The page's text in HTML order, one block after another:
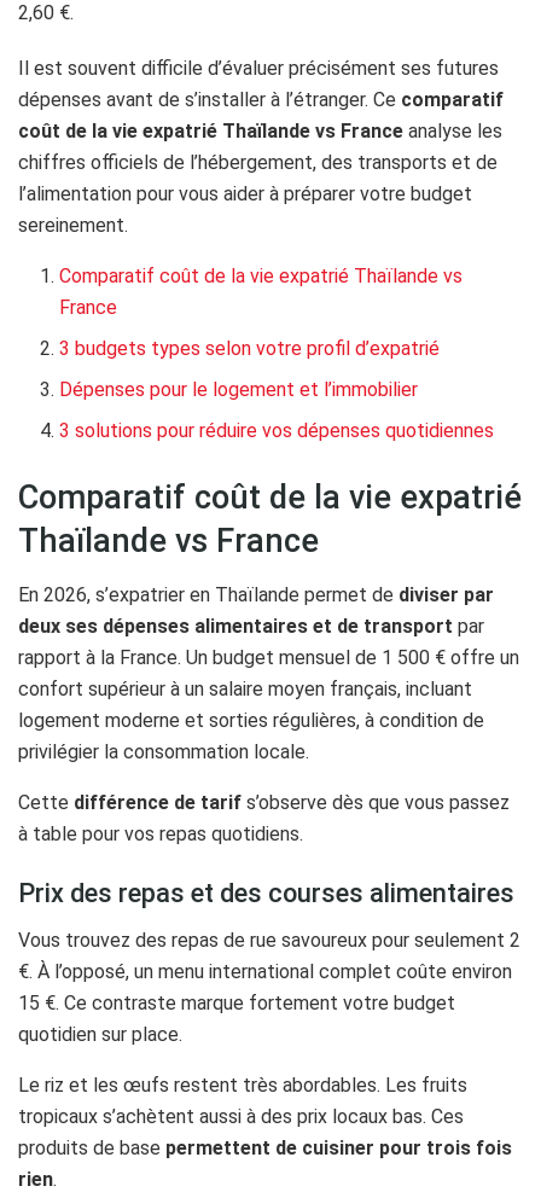
2,60 €.
Il est souvent difficile d’évaluer précisément ses futures
dépenses avant de s’installer à l’étranger. Ce comparatif
coût de la vie expatrié Thaïlande vs France analyse les
chiffres officiels de l’hébergement, des transports et de
l’alimentation pour vous aider à préparer votre budget
sereinement.
Comparatif coût de la vie expatrié Thaïlande vs
France
3 budgets types selon votre profil d’expatrié
Dépenses pour le logement et l’immobilier
3 solutions pour réduire vos dépenses quotidiennes
Comparatif coût de la vie expatrié
Thaïlande vs France
En 2026, s’expatrier en Thaïlande permet de diviser par
deux ses dépenses alimentaires et de transport par
rapport à la France. Un budget mensuel de 1 500 € offre un
confort supérieur à un salaire moyen français, incluant
logement moderne et sorties régulières, à condition de
privilégier la consommation locale.
Cette différence de tarif s’observe dès que vous passez
à table pour vos repas quotidiens.
Prix des repas et des courses alimentaires
Vous trouvez des repas de rue savoureux pour seulement 2
€. À l’opposé, un menu international complet coûte environ
15 €. Ce contraste marque fortement votre budget
quotidien sur place.
Le riz et les œufs restent très abordables. Les fruits
tropicaux s’achètent aussi à des prix locaux bas. Ces
produits de base permettent de cuisiner pour trois fois
rien.